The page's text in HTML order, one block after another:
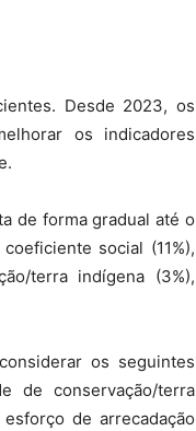
Desde 2023, os
os indicadores
de forma gradual até o
social (11%),
terra indígena (3%),
os seguintes
de conservação/terra
de arrecadação